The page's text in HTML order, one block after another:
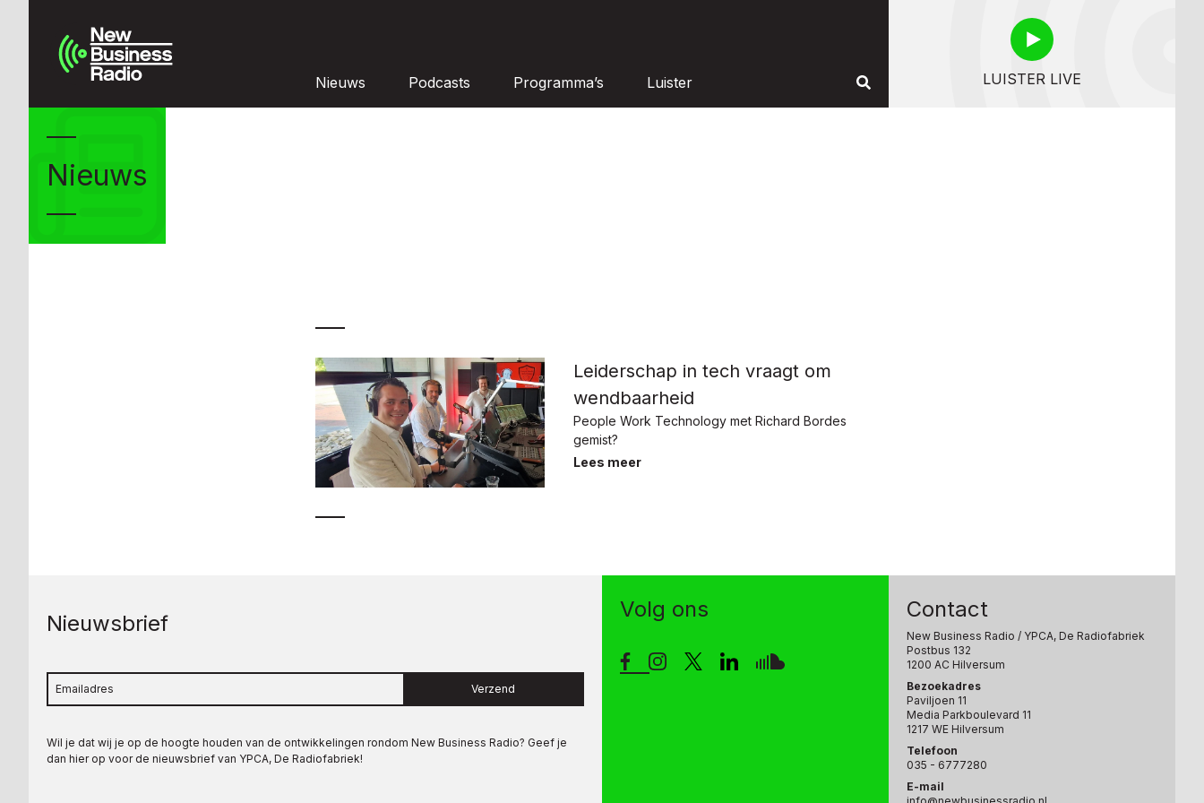
Nieuws Podcasts Programma’s Luister LUISTER LIVE
Nieuws
Leiderschap in tech vraagt om
wendbaarheid
People Work Technology met Richard Bordes
gemist?
Lees meer
Nieuwsbrief
Verzend
Wil je dat wij je op de hoogte houden van de ontwikkelingen rondom New Business Radio? Geef je
dan hier op voor de nieuwsbrief van YPCA, De Radiofabriek!
Volg ons Contact
New Business Radio / YPCA, De Radiofabriek
Postbus 132
1200 AC Hilversum
Bezoekadres
Paviljoen 11
Media Parkboulevard 11
1217 WE Hilversum
Telefoon
035 - 6777280
E-mail